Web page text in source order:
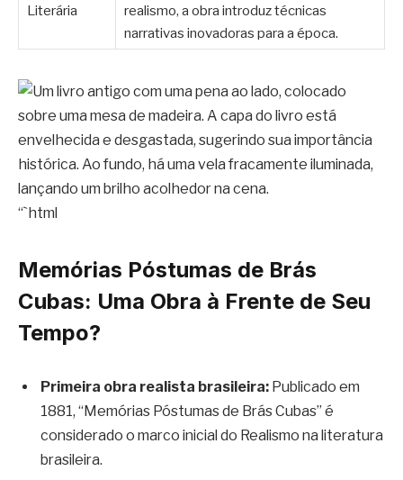
Literária
realismo, a obra introduz técnicas
narrativas inovadoras para a época.
“`html
Memórias Póstumas de Brás
Cubas: Uma Obra à Frente de Seu
Tempo?
Primeira obra realista brasileira: Publicado em
1881, “Memórias Póstumas de Brás Cubas” é
considerado o marco inicial do Realismo na literatura
brasileira.